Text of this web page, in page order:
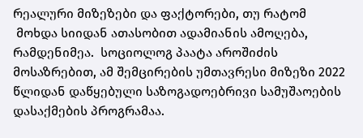
რეალური მიზეზები და ფაქტორები, თუ რატომ
მოხდა სიიდან ათასობით ადამიანის ამოღება,
რამდენიმეა. სოციოლოგ პაატა აროშიძის
მოსაზრებით, ამ შემცირების უმთავრესი მიზეზი 2022
წლიდან დაწყებული საზოგადოებრივი სამუშაოების
დასაქმების პროგრამაა.